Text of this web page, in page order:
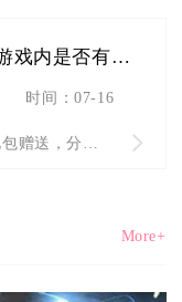
少年三国志2游戏内是否有相应的礼包赠送
时间：07-16
More+